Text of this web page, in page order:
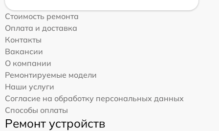
Стоимость ремонта
Оплата и доставка
Контакты
Вакансии
О компании
Ремонтируемые модели
Наши услуги
Согласие на обработку персональных данных
Способы оплаты
Ремонт устройств